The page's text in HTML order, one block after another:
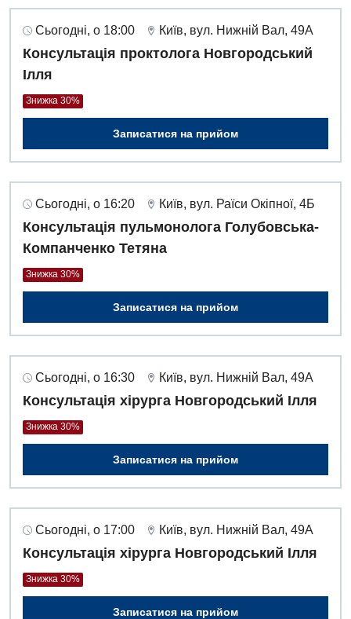
Гастроентерологія
Дерматовенерологія
Дієтологія
Мамологія
Медична психологія
Неврологія
Офтальмологічне відділення
Пульмонологія
Терапія
Урологія
Фізіотерапія
Хірургічне відділення
Сьогодні, о 18:00 Київ, вул. Нижній Вал, 49А
Консультація проктолога Новгородський
Ілля
Знижка 30%
Записатися на прийом
Сьогодні, о 16:20 Київ, вул. Раїси Окіпної, 4Б
Консультація пульмонолога Голубовська-
Компанченко Тетяна
Знижка 30%
Записатися на прийом
Сьогодні, о 16:30 Київ, вул. Нижній Вал, 49А
Консультація хірурга Новгородський Ілля
Знижка 30%
Записатися на прийом
Сьогодні, о 17:00 Київ, вул. Нижній Вал, 49А
Консультація хірурга Новгородський Ілля
Знижка 30%
Записатися на прийом